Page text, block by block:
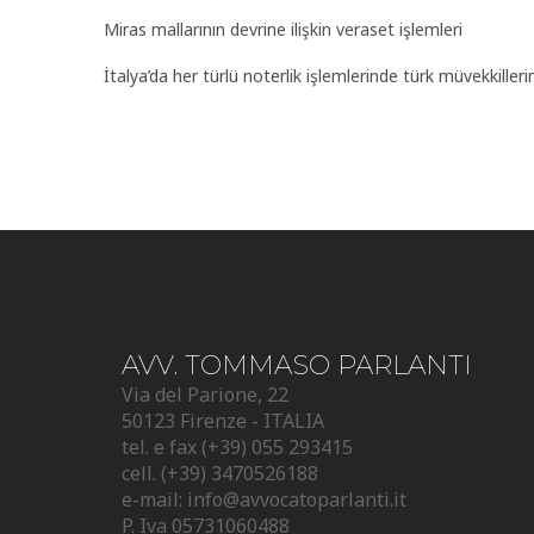
Miras mallarının devrine ilişkin veraset işlemleri
İtalya’da her türlü noterlik işlemlerinde türk
AVV. TOMMASO PARLANTI
Via del Parione, 22
50123 Firenze - ITALIA
tel. e fax (+39) 055 293415
cell. (+39) 3470526188
e-mail: info@avvocatoparlanti.it
P. Iva 05731060488